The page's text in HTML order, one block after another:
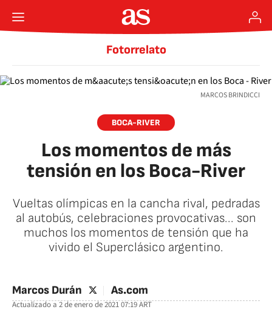
Fotorrelato
BOCA-RIVER
Los momentos de más
tensión en los Boca-River
Vueltas olímpicas en la cancha rival, pedradas
al autobús, celebraciones provocativas... son
muchos los momentos de tensión que ha
vivido el Superclásico argentino.
MARCOS BRINDICCI
Marcos Durán twitterAs.com
Actualizado a2 de enero de 2021 07:19ART